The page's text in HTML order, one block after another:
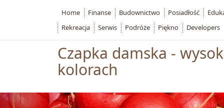
Czapka damska -
kolorach
Home Finanse Budownictwo Posiadłość
Rekreacja
Serwis Podróże Piękno Developers